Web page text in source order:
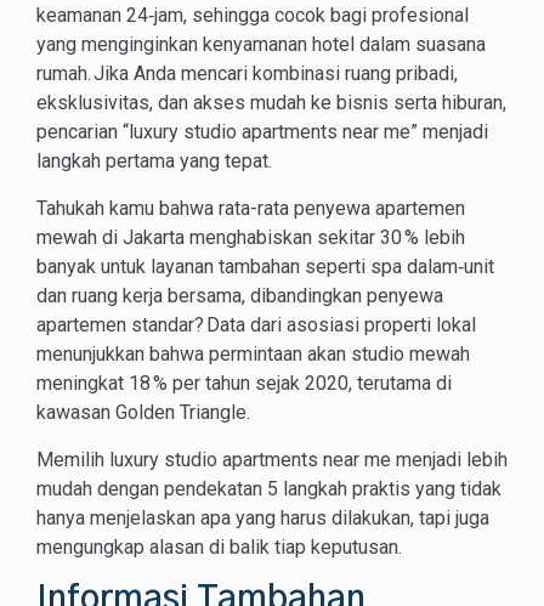
keamanan 24‑jam, sehingga cocok bagi profesional
yang menginginkan kenyamanan hotel dalam suasana
rumah. Jika Anda mencari kombinasi ruang pribadi,
eksklusivitas, dan akses mudah ke bisnis serta hiburan,
pencarian “luxury studio apartments near me” menjadi
langkah pertama yang tepat.
Tahukah kamu bahwa rata-rata penyewa apartemen
mewah di Jakarta menghabiskan sekitar 30 % lebih
banyak untuk layanan tambahan seperti spa dalam‑unit
dan ruang kerja bersama, dibandingkan penyewa
apartemen standar? Data dari asosiasi properti lokal
menunjukkan bahwa permintaan akan studio mewah
meningkat 18 % per tahun sejak 2020, terutama di
kawasan Golden Triangle.
Memilih luxury studio apartments near me menjadi lebih
mudah dengan pendekatan 5 langkah praktis yang tidak
hanya menjelaskan apa yang harus dilakukan, tapi juga
mengungkap alasan di balik tiap keputusan.